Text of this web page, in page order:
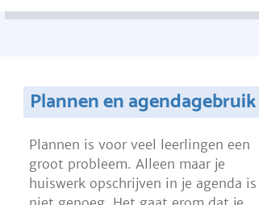
Plannen en agendagebruik
Plannen is voor veel leerlingen een
groot probleem. Alleen maar je
huiswerk opschrijven in je agenda is